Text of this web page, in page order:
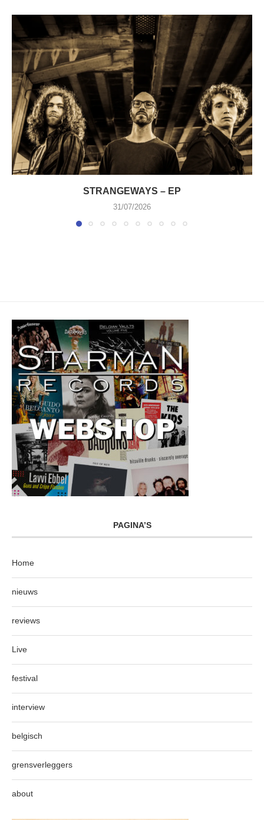
STRANGEWAYS – EP
31/07/2026
PAGINA’S
Home
nieuws
reviews
Live
festival
interview
belgisch
grensverleggers
about